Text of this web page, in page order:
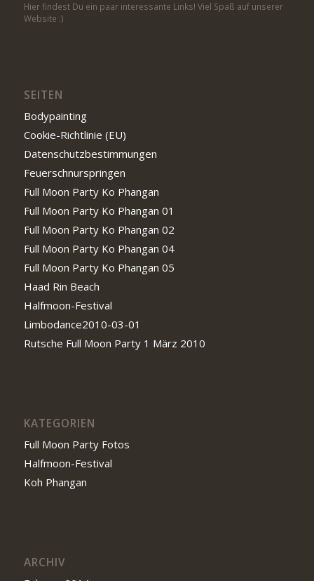
Hier findest Du ein paar interessante Links! Viel Spaß auf unserer
Website :)
SEITEN
Bodypainting
Cookie-Richtlinie (EU)
Datenschutzbestimmungen
Feuerschnurspringen
Full Moon Party Ko Phangan
Full Moon Party Ko Phangan 01
Full Moon Party Ko Phangan 02
Full Moon Party Ko Phangan 04
Full Moon Party Ko Phangan 05
Haad Rin Beach
Halfmoon-Festival
Limbodance2010-03-01
Rutsche Full Moon Party 1 März 2010
KATEGORIEN
Full Moon Party Fotos
Halfmoon-Festival
Koh Phangan
ARCHIV